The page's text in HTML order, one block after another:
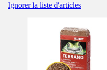
Ignorer la liste d'articles